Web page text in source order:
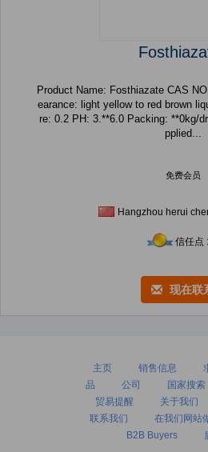
Product Name: Fosthiazate CAS
earance: light yellow to red brown
re: 0.2 PH: 3.**6.0 Packing: **0kg/drum Fosthiazate is a soil-a
pplied...
免费会员
Hangzhou herui
信任点
现在联
主页 销售信息
品
公司 国家搜索
贸易提醒
关于我们
联系我们
在我们网站
B2B Buyers